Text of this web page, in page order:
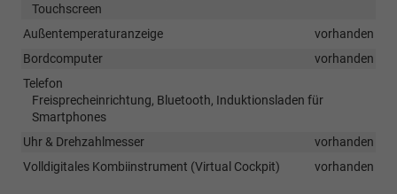
Touchscreen
Außentemperaturanzeige
vorhanden
Bordcomputer
vorhanden
Telefon
Freisprecheinrichtung, Bluetooth, Induktionsladen für
Smartphones
Uhr & Drehzahlmesser
vorhanden
Volldigitales Kombiinstrument (Virtual Cockpit)
vorhanden